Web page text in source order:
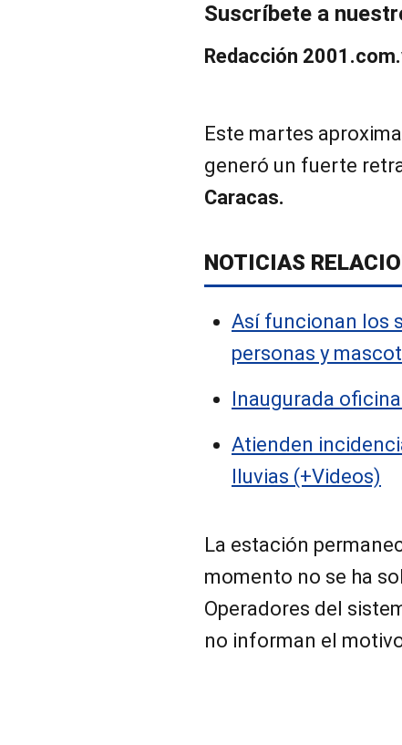
Suscríbete a
Redacción
Este martes
generó un fuerte
Caracas.
NOTICIAS
Así funcionan los
personas y
Inaugurada
Atienden
lluvias (+Videos)
La estación
momento no se ha
Operadores del
no informan el